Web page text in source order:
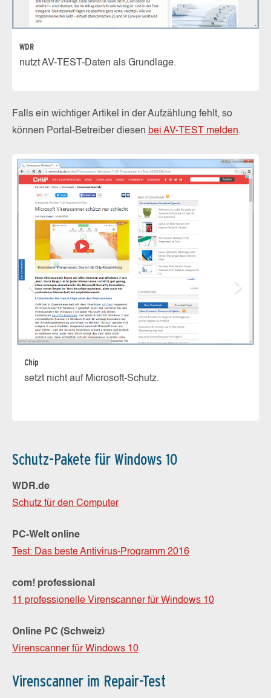
WDR
nutzt AV-TEST-Daten als Grundlage.
Falls ein wichtiger Artikel in der Aufzählung fehlt, so
können Portal-Betreiber diesen bei AV-TEST melden.
Chip
setzt nicht auf Microsoft-Schutz.
Schutz-Pakete für Windows 10
WDR.de
Schutz für den Computer
PC-Welt online
Test: Das beste Antivirus-Programm 2016
com! professional
11 professionelle Virenscanner für Windows 10
Online PC (Schweiz)
Virenscanner für Windows 10
Virenscanner im Repair-Test